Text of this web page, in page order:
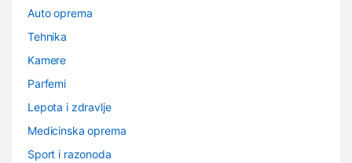
Auto oprema
Tehnika
Kamere
Parfemi
Lepota i zdravlje
Medicinska oprema
Sport i razonoda